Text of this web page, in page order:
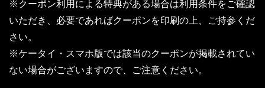
※クーポン利用による特典がある場合は利用条件をご確認
いただき、必要であればクーポンを印刷の上、ご持参くだ
さい。
※ケータイ・スマホ版では該当のクーポンが掲載されてい
ない場合がございますので、ご注意ください。